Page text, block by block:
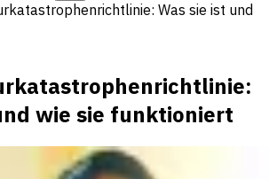
Was sie ist und
wie sie funktioniert